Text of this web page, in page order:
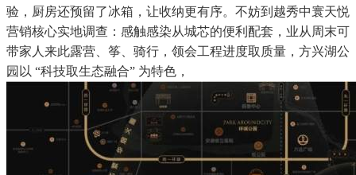
验，厨房还预留了冰箱，让收纳更有序。不妨到越秀中寰天悦
营销核心实地调查：感触感染从城芯的便利配套，业从周末可
带家人来此露营、筝、骑行，领会工程进度取质量，方兴湖公
园以 “科技取生态融合” 为特色，